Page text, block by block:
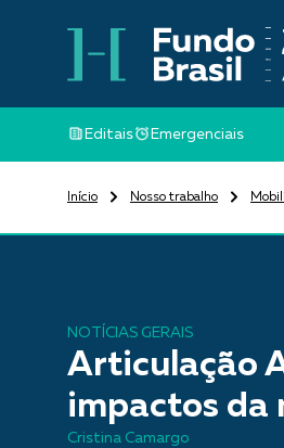
Editais Emergenciais
Início Nosso trabalho
NOTÍCIAS GERAIS
Articulação
impactos da
Cristina Camargo